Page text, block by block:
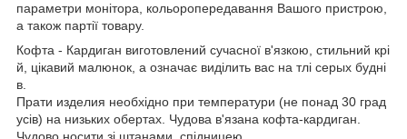
параметри монітора, кольоропередавання Вашого пристрою,
а також партії товару.
Кофта - Кардиган виготовлений сучасної в'язкою, стильний крі
й, цікавий малюнок, а означає виділить вас на тлі серых будні
в.
Прати изделия необхідно при температури (не понад 30 град
усів) на низьких обертах. Чудова в'язана кофта-кардиган.